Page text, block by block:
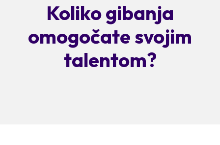
Koliko gibanja
omogočate svojim
talentom?